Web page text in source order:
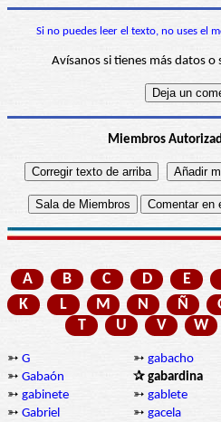
Si no puedes leer el texto, no uses el
Avísanos si tienes más datos o
Miembros
A B C D E
K
L M N Ñ
T
U V W
➳ G ➳ gabacho
➳ Gabaón ✰ gabardina
➳ gabinete ➳ gablete
➳ Gabriel ➳ gacela